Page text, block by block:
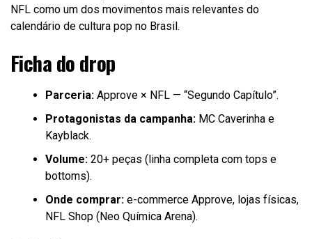
NFL como um dos movimentos mais relevantes do
calendário de cultura pop no Brasil.
Ficha do drop
Parceria: Approve × NFL — “Segundo Capítulo”.
Protagonistas da campanha: MC Caverinha e
Kayblack.
Volume: 20+ peças (linha completa com tops e
bottoms).
Onde comprar: e-commerce Approve, lojas físicas,
NFL Shop (Neo Química Arena).